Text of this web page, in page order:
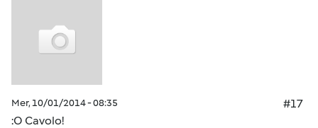
Mer, 10/01/2014 - 08:35
#17
:O Cavolo!